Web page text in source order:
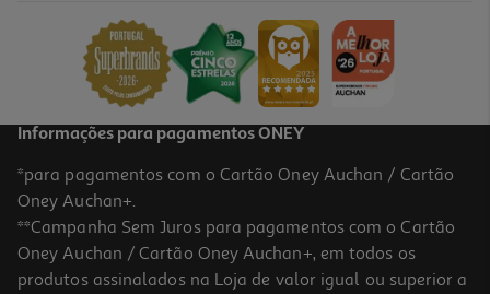
Informações para pagamentos ONEY
*para pagamentos com o Cartão Oney Auchan / Cartão
Oney Auchan+.
**Campanha Sem Juros para pagamentos com o Cartão
Oney Auchan / Cartão Oney Auchan+, em todos os
produtos assinalados na Loja de valor igual ou superior a